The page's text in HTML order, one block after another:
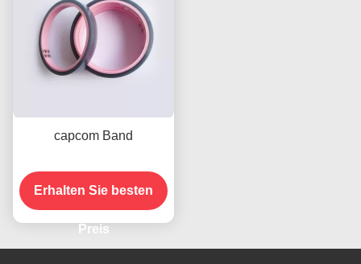
capcom Band
Erhalten Sie besten
Preis